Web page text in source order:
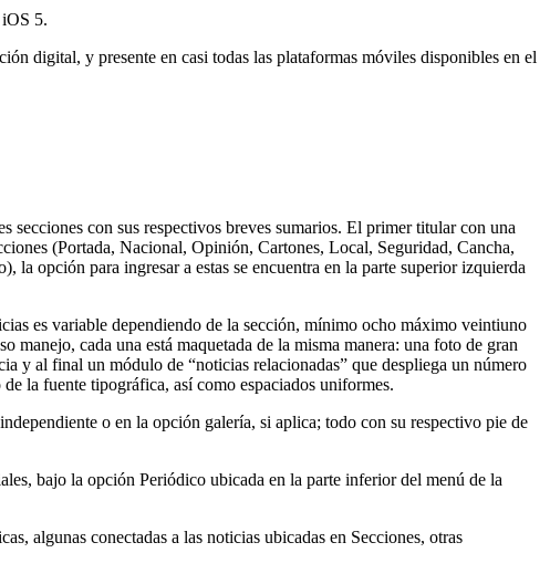
5.
digital, y presente en casi todas las plataformas móviles disponibles en el
con sus respectivos breves sumarios. El primer titular con una
(Portada, Nacional, Opinión, Cartones, Local, Seguridad, Cancha,
opción para ingresar a estas se encuentra en la parte superior izquierda
es variable dependiendo de la sección, mínimo ocho máximo veintiuno
cada una está maquetada de la misma manera: una foto de gran
y al final un módulo de “noticias relacionadas” que despliega un número
la fuente tipográfica, así como espaciados uniformes.
o en la opción galería, si aplica; todo con su respectivo pie de
bajo la opción Periódico ubicada en la parte inferior del menú de la
algunas conectadas a las noticias ubicadas en Secciones, otras